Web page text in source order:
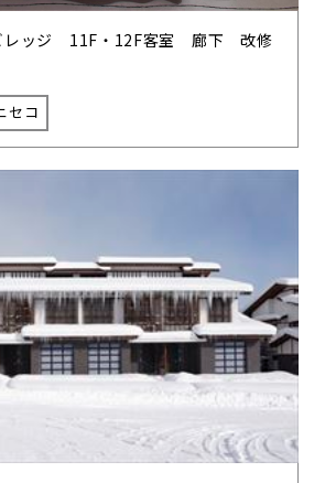
レッジ 11F・12F客室 廊下 改修
セコ